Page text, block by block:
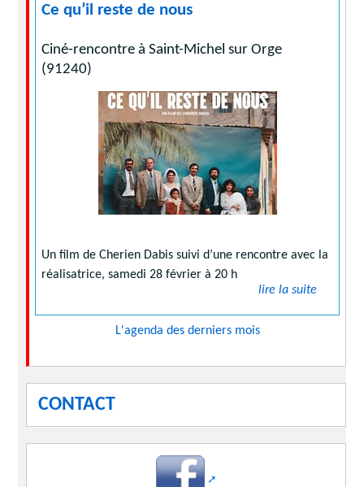
Ce qu’il reste de nous
Ciné-rencontre à Saint-Michel sur Orge
(91240)
Un film de Cherien Dabis suivi d’une rencontre avec la
réalisatrice, samedi 28 février à 20 h
lire la suite
L'agenda des derniers mois
CONTACT